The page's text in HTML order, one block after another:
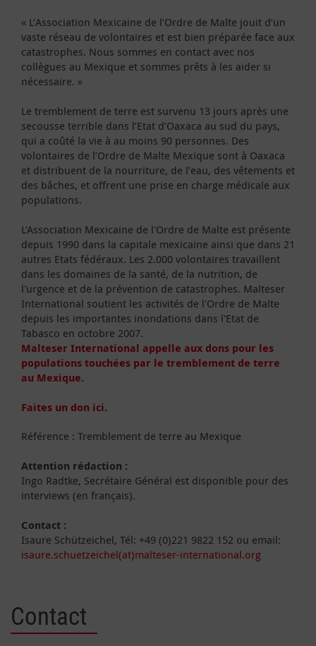
« L’Association Mexicaine de l’Ordre de Malte jouit d’un
vaste réseau de volontaires et est bien préparée face aux
catastrophes. Nous sommes en contact avec nos
collègues au Mexique et sommes prêts à les aider si
nécessaire. »
Le tremblement de terre est survenu 13 jours après une
secousse terrible dans l’Etat d’Oaxaca au sud du pays,
qui a coûté la vie à au moins 90 personnes. Des
volontaires de l’Ordre de Malte Mexique sont à Oaxaca
et distribuent de la nourriture, de l’eau, des vêtements et
des bâches, et offrent une prise en charge médicale aux
populations.
L'Association Mexicaine de l'Ordre de Malte est présente
depuis 1990 dans la capitale mexicaine ainsi que dans 21
autres Etats fédéraux. Les 2.000 volontaires travaillent
dans les domaines de la santé, de la nutrition, de
l'urgence et de la prévention de catastrophes. Malteser
International soutient les activités de l'Ordre de Malte
depuis les importantes inondations dans l'Etat de
Tabasco en octobre 2007.
Malteser International appelle aux dons pour les
populations touchées par le tremblement de terre
au Mexique.
Faites un don ici.
Référence : Tremblement de terre au Mexique
Attention rédaction :
Ingo Radtke, Secrétaire Général est disponible pour des
interviews (en français).
Contact :
Isaure Schützeichel, Tél: +49 (0)221 9822 152 ou email:
isaure.schuetzeichel(at)malteser-international.org
Contact